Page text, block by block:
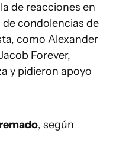
de reacciones en
condolencias de
como Alexander
Forever,
y pidieron apoyo
, según